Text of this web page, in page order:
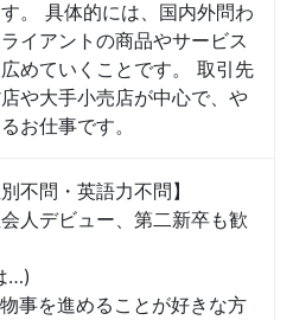
。 具体的には、国内外問わ
イアントの商品やサービス
めていくことです。 取引先
や大手小売店が中心で、や
お仕事です。
不問・英語力不問】
人デビュー、第二新卒も歓
…)
事を進めることが好きな方